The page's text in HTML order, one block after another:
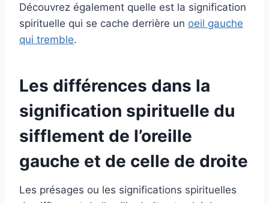
Découvrez également quelle est la signification
spirituelle qui se cache derrière un oeil gauche
qui tremble.
Les différences dans la
signification spirituelle du
sifflement de l’oreille
gauche et de celle de droite
Les présages ou les significations spirituelles